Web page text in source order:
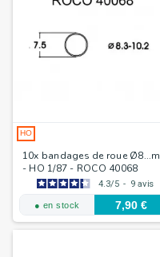
HO
10x bandages de roue Ø8...m
- HO 1/87 - ROCO 40068
4.3/5 - 9 avis
● en stock 7,90 €